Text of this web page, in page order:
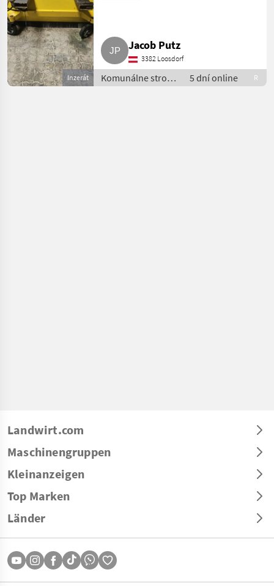
Inzerát
Jacob Putz
3382 Loosdorf
Komunálne stroje
/ Zametací stroj
5 dní online R
Landwirt.com
Maschinengruppen
Kleinanzeigen
Top Marken
Länder